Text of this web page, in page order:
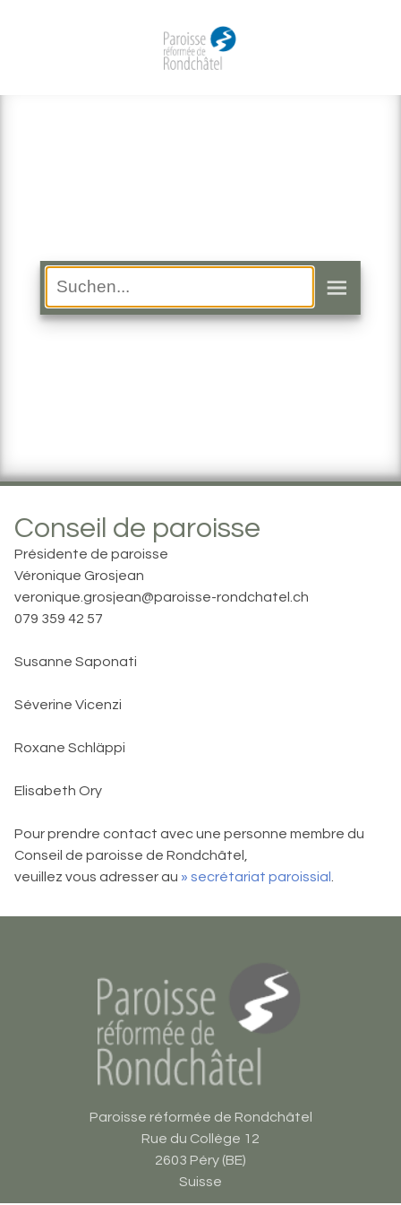
Conseil de paroisse
Présidente de paroisse
Véronique Grosjean
veronique.grosjean@paroisse-rondchatel.ch
079 359 42 57
Susanne Saponati
Séverine Vicenzi
Roxane Schläppi
Elisabeth Ory
Pour prendre contact avec une personne membre du
Conseil de paroisse de Rondchâtel,
veuillez vous adresser au » secrétariat paroissial
Paroisse réformée de Rondchâtel
Rue du Collège 12
2603 Péry (BE)
Suisse